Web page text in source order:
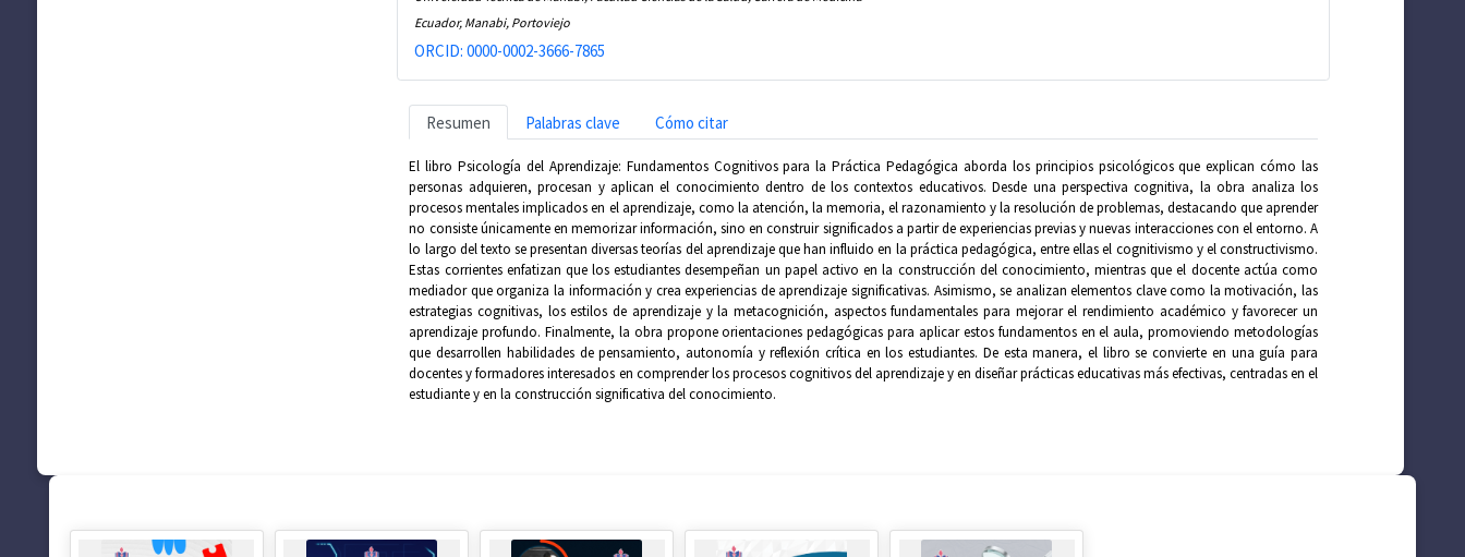
Ecuador, Manabi, Portoviejo
ORCID: 0000-0002-3666-7865
Resumen Palabras clave Cómo citar
El libro Psicología del Aprendizaje: Fundamentos Cognitivos para la Práctica Pedagógica aborda los principios psicológicos que explican cómo las
personas adquieren, procesan y aplican el conocimiento dentro de los contextos educativos. Desde una perspectiva cognitiva, la obra analiza los
procesos mentales implicados en el aprendizaje, como la atención, la memoria, el razonamiento y la resolución de problemas, destacando que aprender
no consiste únicamente en memorizar información, sino en construir significados a partir de experiencias previas y nuevas interacciones con el entorno. A
lo largo del texto se presentan diversas teorías del aprendizaje que han influido en la práctica pedagógica, entre ellas el cognitivismo y el constructivismo.
Estas corrientes enfatizan que los estudiantes desempeñan un papel activo en la construcción del conocimiento, mientras que el docente actúa como
mediador que organiza la información y crea experiencias de aprendizaje significativas. Asimismo, se analizan elementos clave como la motivación, las
estrategias cognitivas, los estilos de aprendizaje y la metacognición, aspectos fundamentales para mejorar el rendimiento académico y favorecer un
aprendizaje profundo. Finalmente, la obra propone orientaciones pedagógicas para aplicar estos fundamentos en el aula, promoviendo metodologías
que desarrollen habilidades de pensamiento, autonomía y reflexión crítica en los estudiantes. De esta manera, el libro se convierte en una guía para
docentes y formadores interesados en comprender los procesos cognitivos del aprendizaje y en diseñar prácticas educativas más efectivas, centradas en el
estudiante y en la construcción significativa del conocimiento.